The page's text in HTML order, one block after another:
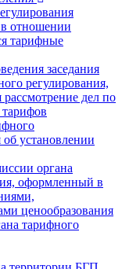
отношении
тарифные
заседания
регулирования,
дел по
установлении
органа
оформленный в
ценообразования
тарифного